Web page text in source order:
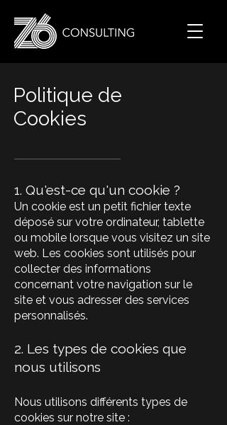
Politique de
Cookies
1. Qu'est-ce qu'un cookie ?
Un cookie est un petit fichier texte
déposé sur votre ordinateur, tablette
ou mobile lorsque vous visitez un site
web. Les cookies sont utilisés pour
collecter des informations
concernant votre navigation sur le
site et vous adresser des services
personnalisés.
2. Les types de cookies que
nous utilisons
Nous utilisons différents types de
cookies sur notre site :